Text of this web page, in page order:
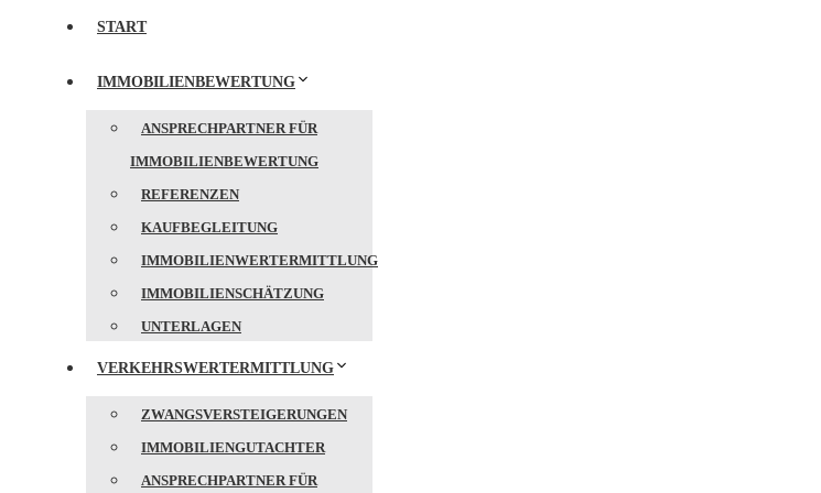
START
IMMOBILIENBEWERTUNG
ANSPRECHPARTNER FÜR
IMMOBILIENBEWERTUNG
REFERENZEN
KAUFBEGLEITUNG
IMMOBILIENWERTERMITTLUNG
IMMOBILIENSCHÄTZUNG
UNTERLAGEN
VERKEHRSWERTERMITTLUNG
ZWANGSVERSTEIGERUNGEN
IMMOBILIENGUTACHTER
ANSPRECHPARTNER FÜR